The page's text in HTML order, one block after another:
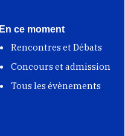
En ce moment
Rencontres et Débats
Concours et admission
Tous les évènements